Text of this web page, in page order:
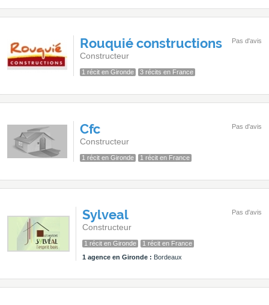
Rouquié constructions
Constructeur
1 récit en Gironde 3 récits en France
Pas d'avis
Cfc
Constructeur
1 récit en Gironde 1 récit en France
Pas d'avis
Sylveal
Constructeur
1 récit en Gironde
1 récit en France
1 agence en Gironde : Bordeaux
Pas d'avis